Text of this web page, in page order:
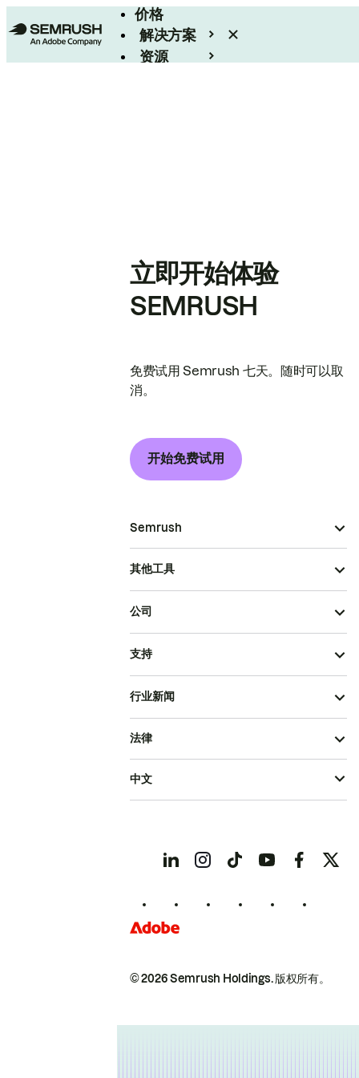
价格
解决方案
资源
立即开始体验
SEMRUSH
免费试用 Semrush 七天。随时可以取
消。
开始免费试用
Semrush
其他工具
公司
支持
行业新闻
© 2026 Semrush Holdings.版权所有。
法律
中文